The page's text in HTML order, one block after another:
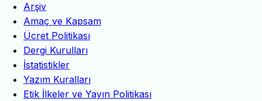
Arşiv
Amaç ve Kapsam
Ücret Politikası
Dergi Kurulları
İstatistikler
Yazım Kuralları
Etik İlkeler ve Yayın Politikası